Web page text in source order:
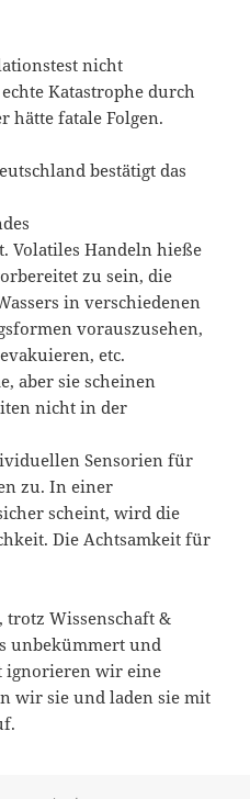
nicht
Katastrophe durch
hätte fatale Folgen.
bestätigt das
Volatiles Handeln hieße
zu sein, die
in verschiedenen
vorauszusehen,
etc.
aber sie scheinen
nicht in der
Sensorien für
zu. In einer
scheint, wird die
Die Achtsamkeit für
Wissenschaft &
unbekümmert und
ignorieren wir eine
wir sie und laden sie mit